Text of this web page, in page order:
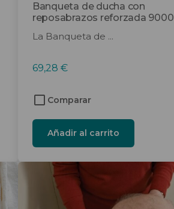
Banqueta de ducha con
reposabrazos reforzada 9000
La Banqueta de ...
69,28 €
Comparar
Añadir al carrito